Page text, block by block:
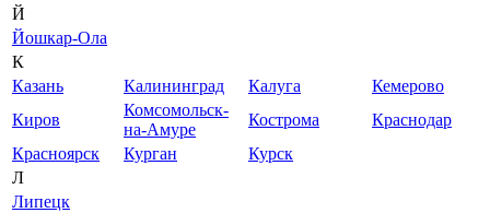
Й
Йошкар-Ола
К
Казань
Калининград Калуга
Кемерово
Киров
Комсомольск-
на-Амуре
Кострома
Краснодар
Красноярск
Курган
Курск
Л
Липецк